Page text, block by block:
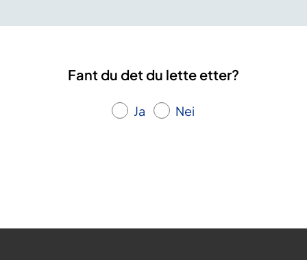
Fant du det du lette etter?
Ja Nei